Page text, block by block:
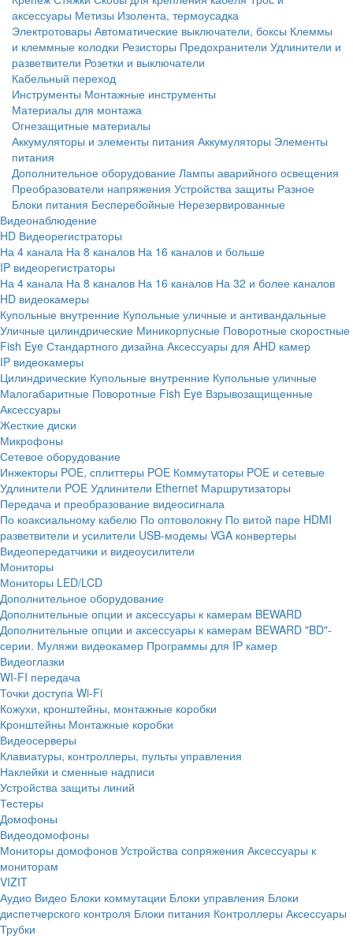
аксессуары Метизы Изолента, термоусадка
Электротовары Автоматические выключатели, боксы Клеммы
и клеммные колодки Резисторы Предохранители Удлинители и
разветвители Розетки и выключатели
Кабельный переход
Инструменты Монтажные инструменты
Материалы для монтажа
Огнезащитные материалы
Аккумуляторы и элементы питания Аккумуляторы Элементы
питания
Дополнительное оборудование Лампы аварийного освещения
Преобразователи напряжения Устройства защиты Разное
Блоки питания Бесперебойные Нерезервированные
Видеонаблюдение
HD Видеорегистраторы
На 4 канала На 8 каналов На 16 каналов и больше
IP видеорегистраторы
На 4 канала На 8 каналов На 16 каналов На 32 и более каналов
HD видеокамеры
Купольные внутренние Купольные уличные и антивандальные
Уличные цилиндрические Миникорпусные Поворотные скоростные
Fish Eye Стандартного дизайна Аксессуары для AHD камер
IP видеокамеры
Цилиндрические Купольные внутренние Купольные уличные
Малогабаритные Поворотные Fish Eye Взрывозащищенные
Аксессуары
Жесткие диски
Микрофоны
Сетевое оборудование
Инжекторы POE, сплиттеры POE Коммутаторы POE и сетевые
Удлинители POE Удлинители Ethernet Маршрутизаторы
Передача и преобразование видеосигнала
По коаксиальному кабелю По оптоволокну По витой паре HDMI
разветвители и усилители USB-модемы VGA конвертеры
Видеопередатчики и видеоусилители
Мониторы
Мониторы LED/LCD
Дополнительное оборудование
Дополнительные опции и аксессуары к камерам BEWARD
Дополнительные опции и аксессуары к камерам BEWARD "BD"-
серии. Муляжи видеокамер Программы для IP камер
Видеоглазки
WI-FI передача
Точки доступа Wi-Fi
Кожухи, кронштейны, монтажные коробки
Кронштейны Монтажные коробки
Видеосерверы
Клавиатуры, контроллеры, пульты управления
Наклейки и сменные надписи
Устройства защиты линий
Тестеры
Домофоны
Видеодомофоны
Мониторы домофонов Устройства сопряжения Аксессуары к
мониторам
VIZIT
Аудио Видео Блоки коммутации Блоки управления Блоки
диспетчерского контроля Блоки питания Контроллеры Аксессуары
Трубки